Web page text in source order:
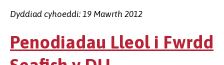
Dyddiad cyhoeddi: 19 Mawrth 2012
Penodiadau Lleol i Fwrdd